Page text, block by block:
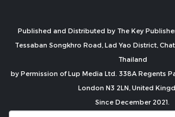
Published and Distributed by The Key
Tessaban Songkhro Road, Lad Yao District,
Thailand
by Permission of Lup Media Ltd. 338A Regents
London N3 2LN, United
Since December 2021.